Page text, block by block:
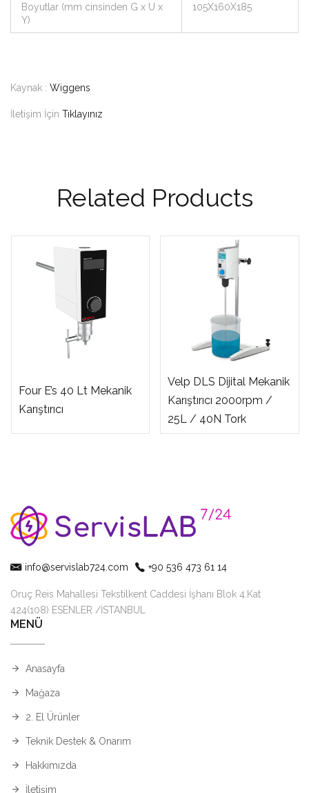
Boyutlar (mm cinsinden G x U x
Y)
105X160X185
Kaynak : Wiggens
İletişim İçin Tıklayınız
Related Products
Four E’s 40 Lt Mekanik
Karıştırıcı
Velp DLS Dijital Mekanik
Karıştırıcı 2000rpm /
25L / 40N Tork
info@servislab724.com +90 536 473 61 14
Oruç Reis Mahallesi Tekstilkent Caddesi İşhanı Blok 4.Kat
424(108) ESENLER /İSTANBUL
MENÜ
Anasayfa
Mağaza
2. El Ürünler
Teknik Destek & Onarım
Hakkımızda
İletişim